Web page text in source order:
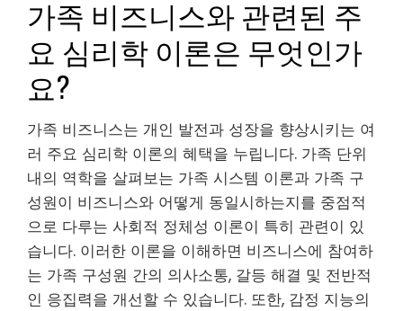
가족 비즈니스와 관련된 주
요 심리학 이론은 무엇인가
요?
가족 비즈니스는 개인 발전과 성장을 향상시키는 여
러 주요 심리학 이론의 혜택을 누립니다. 가족 단위
내의 역학을 살펴보는 가족 시스템 이론과 가족 구
성원이 비즈니스와 어떻게 동일시하는지를 중점적
으로 다루는 사회적 정체성 이론이 특히 관련이 있
습니다. 이러한 이론을 이해하면 비즈니스에 참여하
는 가족 구성원 간의 의사소통, 갈등 해결 및 전반적
인 응집력을 개선할 수 있습니다. 또한, 감정 지능의